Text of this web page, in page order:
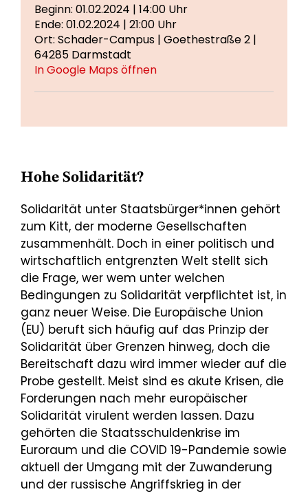
Beginn: 01.02.2024 | 14:00 Uhr
Ende: 01.02.2024 | 21:00 Uhr
Ort: Schader-Campus | Goethestraße 2 |
64285 Darmstadt
In Google Maps öffnen
Hohe Solidarität?
Solidarität unter Staatsbürger*innen gehört
zum Kitt, der moderne Gesellschaften
zusammenhält. Doch in einer politisch und
wirtschaftlich entgrenzten Welt stellt sich
die Frage, wer wem unter welchen
Bedingungen zu Solidarität verpflichtet ist, in
ganz neuer Weise. Die Europäische Union
(EU) beruft sich häufig auf das Prinzip der
Solidarität über Grenzen hinweg, doch die
Bereitschaft dazu wird immer wieder auf die
Probe gestellt. Meist sind es akute Krisen, die
Forderungen nach mehr europäischer
Solidarität virulent werden lassen. Dazu
gehörten die Staatsschuldenkrise im
Euroraum und die COVID 19-Pandemie sowie
aktuell der Umgang mit der Zuwanderung
und der russische Angriffskrieg in der